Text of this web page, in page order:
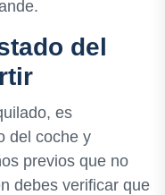
del
es
del coche y
previos que no
debes verificar que